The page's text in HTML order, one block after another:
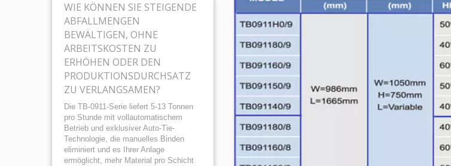
WIE KÖNNEN SIE STEIGENDE
ABFALLMENGEN
BEWÄLTIGEN, OHNE
ARBEITSKOSTEN ZU
ERHÖHEN ODER DEN
PRODUKTIONSDURCHSATZ
ZU VERLANGSAMEN?
Die TB-0911-Serie liefert 5-13 Tonnen
pro Stunde mit vollautomatischem
Betrieb und exklusiver Auto-Tie-
Technologie, die manuelles Binden
eliminiert und es Ihrer Anlage
ermöglicht, mehr Material pro Schicht